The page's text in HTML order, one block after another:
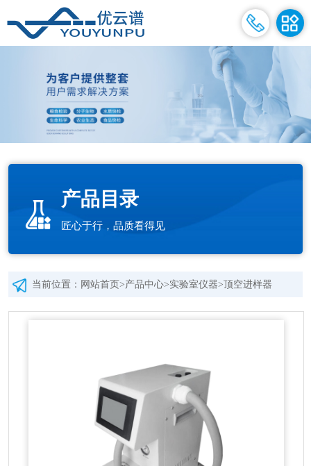
产品目录
匠心于行，品质看得见
当前位置： 网站首页 >产品中心>实验室仪器>顶空进样器